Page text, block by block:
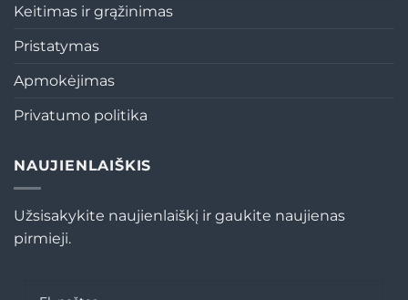
Keitimas ir grąžinimas
Pristatymas
Apmokėjimas
Privatumo politika
NAUJIENLAIŠKIS
Užsisakykite naujienlaiškį ir gaukite naujienas
pirmieji.